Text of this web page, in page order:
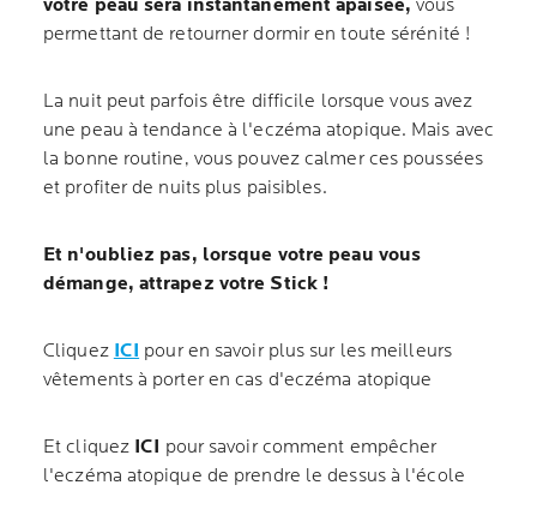
votre peau sera instantanément apaisée, vous
permettant de retourner dormir en toute sérénité !
La nuit peut parfois être difficile lorsque vous avez
une peau à tendance à l'eczéma atopique. Mais avec
la bonne routine, vous pouvez calmer ces poussées
et profiter de nuits plus paisibles.
Et n'oubliez pas, lorsque votre peau vous
démange, attrapez votre Stick !
Cliquez ICI pour en savoir plus sur les meilleurs
vêtements à porter en cas d'eczéma atopique
Et cliquez ICI pour savoir comment empêcher
l'eczéma atopique de prendre le dessus à l'école